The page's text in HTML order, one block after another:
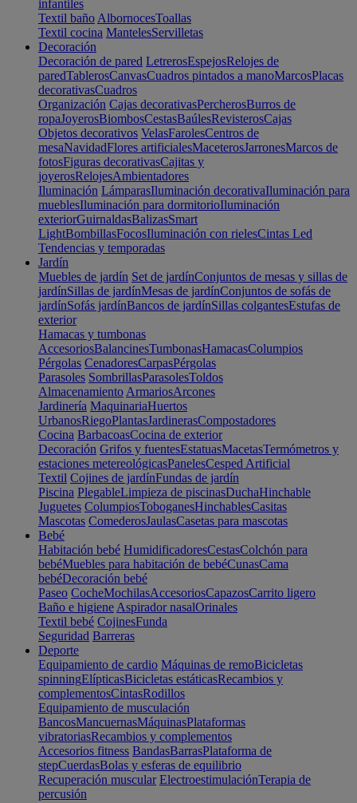
infantiles
Textil baño AlbornocesToallas
Textil cocina MantelesServilletas
Decoración
Decoración de pared LetrerosEspejosRelojes de
paredTablerosCanvasCuadros pintados a manoMarcosPlacas
decorativasCuadros
Organización Cajas decorativasPercherosBurros de
ropaJoyerosBiombosCestasBaúlesRevisterosCajas
Objetos decorativos VelasFarolesCentros de
mesaNavidadFlores artificialesMaceterosJarronesMarcos de
fotosFiguras decorativasCajitas y
joyerosRelojesAmbientadores
Iluminación LámparasIluminación decorativaIluminación para
mueblesIluminación para dormitorioIluminación
exteriorGuirnaldasBalizasSmart
LightBombillasFocosIluminación con rielesCintas Led
Tendencias y temporadas
Jardín
Muebles de jardín Set de jardínConjuntos de mesas y sillas de
jardínSillas de jardínMesas de jardínConjuntos de sofás de
jardínSofás jardínBancos de jardínSillas colgantesEstufas de
exterior
Hamacas y tumbonas
AccesoriosBalancinesTumbonasHamacasColumpios
Pérgolas CenadoresCarpasPérgolas
Parasoles SombrillasParasolesToldos
Almacenamiento ArmariosArcones
Jardinería MaquinariaHuertos
UrbanosRiegoPlantasJardinerasCompostadores
Cocina BarbacoasCocina de exterior
Decoración Grifos y fuentesEstatuasMacetasTermómetros y
estaciones metereológicasPanelesCesped Artificial
Textil Cojines de jardínFundas de jardín
Piscina PlegableLimpieza de piscinasDuchaHinchable
Juguetes ColumpiosToboganesHinchablesCasitas
Mascotas ComederosJaulasCasetas para mascotas
Bebé
Habitación bebé HumidificadoresCestasColchón para
bebéMuebles para habitación de bebéCunasCama
bebéDecoración bebé
Paseo CocheMochilasAccesoriosCapazosCarrito ligero
Baño e higiene Aspirador nasalOrinales
Textil bebé CojinesFunda
Seguridad Barreras
Deporte
Equipamiento de cardio Máquinas de remoBicicletas
spinningElípticasBicicletas estáticasRecambios y
complementosCintasRodillos
Equipamiento de musculación
BancosMancuernasMáquinasPlataformas
vibratoriasRecambios y complementos
Accesorios fitness BandasBarrasPlataforma de
stepCuerdasBolas y esferas de equilibrio
Recuperación muscular ElectroestimulaciónTerapia de
percusión